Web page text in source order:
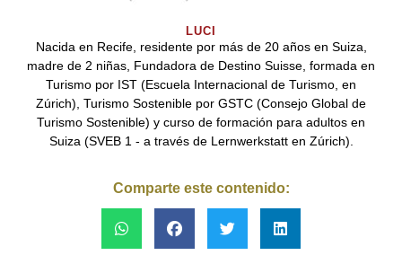
LUCI
Nacida en Recife, residente por más de 20 años en Suiza,
madre de 2 niñas, Fundadora de Destino Suisse, formada en
Turismo por IST (Escuela Internacional de Turismo, en
Zúrich), Turismo Sostenible por GSTC (Consejo Global de
Turismo Sostenible) y curso de formación para adultos en
Suiza (SVEB 1 - a través de Lernwerkstatt en Zúrich).
Comparte este contenido: